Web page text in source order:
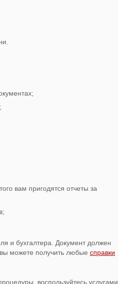
вам пригодятся отчеты за
и бухгалтера. Документ должен
можете получить любые справки
воспользуйтесь услугами